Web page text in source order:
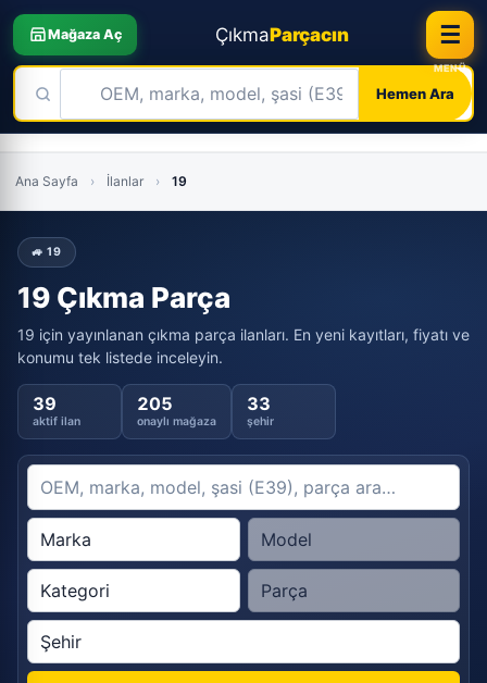
Mağaza Aç ÇıkmaParçacın
Hemen Ara
☰
to
content
Ana Sayfa › İlanlar › 19
🚙 19
19 Çıkma Parça
19 için yayınlanan çıkma parça ilanları. En yeni kayıtları, fiyatı ve
konumu tek listede inceleyin.
39
aktif ilan
205
onaylı mağaza
33
şehir